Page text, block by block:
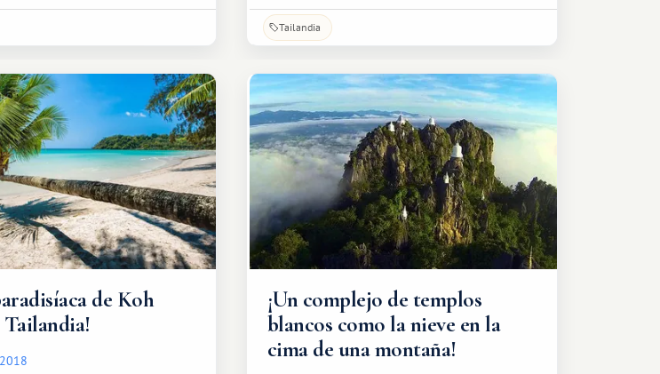
con ustedes para que
para ustedes
Tailandia
de Koh
¡Un complejo de templos
blancos como la nieve en la
cima de una montaña!